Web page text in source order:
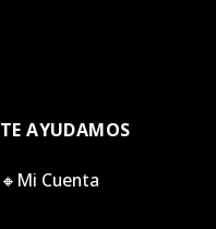
TE AYUDAMOS
🔸Mi Cuenta